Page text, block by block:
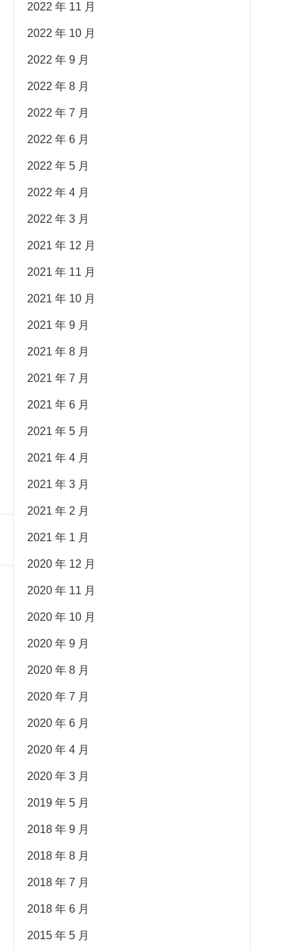
2022 年 11 月
2022 年 10 月
2022 年 9 月
2022 年 8 月
2022 年 7 月
2022 年 6 月
2022 年 5 月
2022 年 4 月
2022 年 3 月
2021 年 12 月
2021 年 11 月
2021 年 10 月
2021 年 9 月
2021 年 8 月
2021 年 7 月
2021 年 6 月
2021 年 5 月
2021 年 4 月
2021 年 3 月
2021 年 2 月
2021 年 1 月
2020 年 12 月
2020 年 11 月
2020 年 10 月
2020 年 9 月
2020 年 8 月
2020 年 7 月
2020 年 6 月
2020 年 4 月
2020 年 3 月
2019 年 5 月
2018 年 9 月
2018 年 8 月
2018 年 7 月
2018 年 6 月
2015 年 5 月